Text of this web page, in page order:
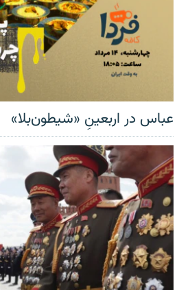
عباس در اربعینِ «شیطون‌بلا»